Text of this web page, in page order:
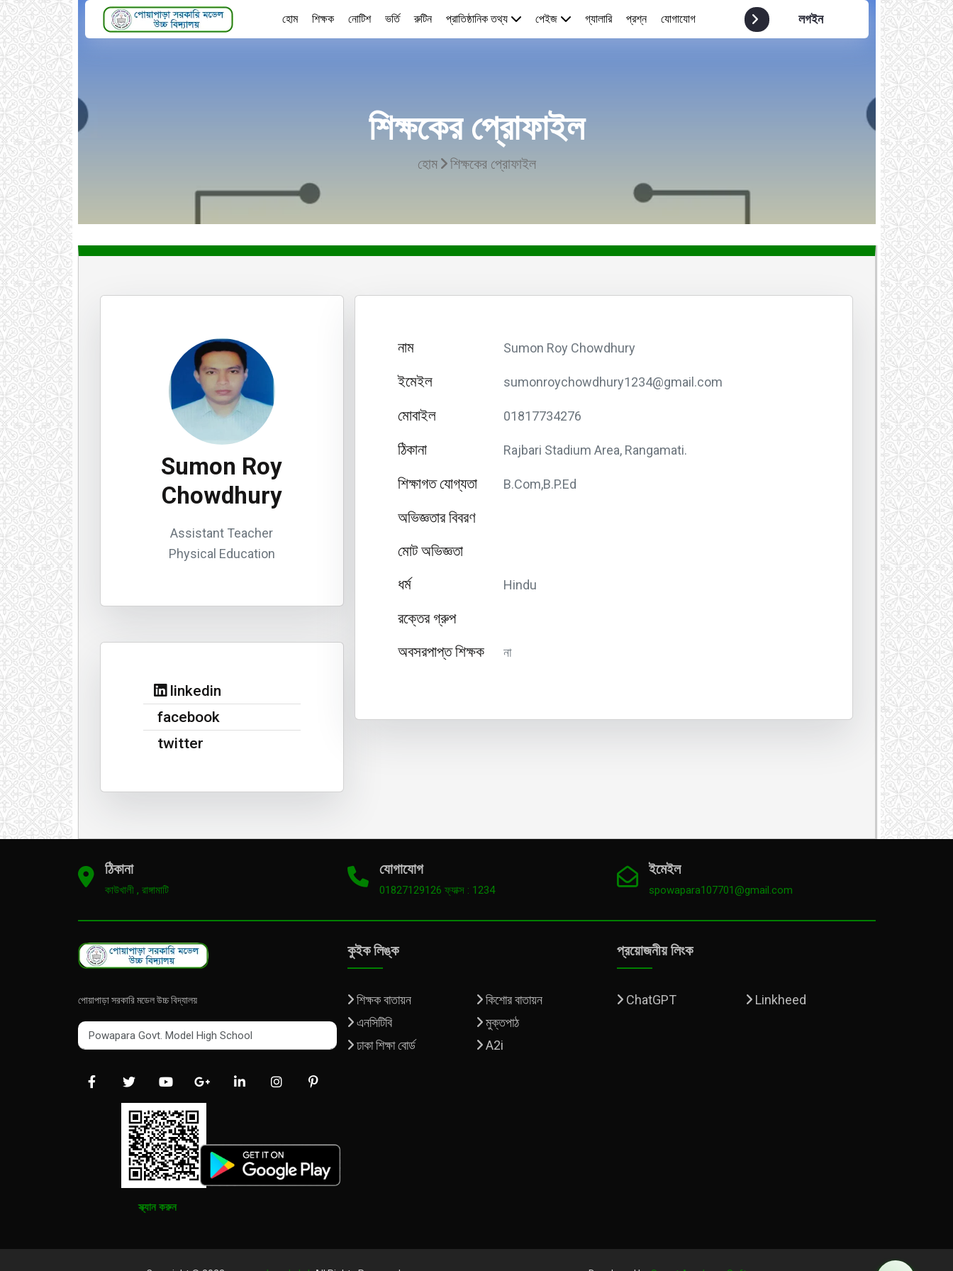
হোম শিক্ষক নোটিশ ভর্তি রুটিন প্রাতিষ্ঠানিক তথ্য পেইজ গ্যালারি প্রশ্ন যোগাযোগ লগইন
শিক্ষকের প্রোফাইল
হোম শিক্ষকের প্রোফাইল
Sumon Roy
Chowdhury
Assistant Teacher
Physical Education
linkedin
facebook
twitter
নাম Sumon Roy Chowdhury
ইমেইল sumonroychowdhury1234@gmail.com
মোবাইল 01817734276
ঠিকানা Rajbari Stadium Area, Rangamati.
শিক্ষাগত যোগ্যতা B.Com,B.P.Ed
অভিজ্ঞতার বিবরণ
মোট অভিজ্ঞতা
ধর্ম
Hindu
রক্তের গ্রুপ
অবসরপাপ্ত শিক্ষক
না
ঠিকানা
কাউখালী , রাঙ্গামাটি
যোগাযোগ
01827129126 ফ্যাক্স : 1234
ইমেইল
spowapara107701@gmail.com
পোয়াপাড়া সরকারি মডেল উচ্চ বিদ্যালয়
Powapara Govt. Model High School
Powapara Govt. Model High School
স্ক্যান করুন
কুইক লিঙ্ক
শিক্ষক বাতায়ন
কিশোর বাতায়ন
এনসিটিবি
মুক্তপাঠ
ঢাকা শিক্ষা বোর্ড
A2i
প্রয়োজনীয় লিংক
ChatGPT Linkheed